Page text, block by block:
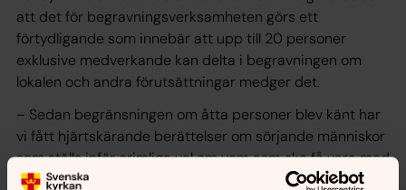
att det för begravningsverksamheten görs ett
förtydligande som innebär att upp till 20 personer
exklusive medverkande kan delta i begravningen om
lokalen och andra förutsättningar medger det.
– Sedan begränsningen om åtta personer blev känt har
vi fått hjärtskärande berättelser om sörjande människor
som ställs inför orimliga val om vem som ska få vara med
på begravningen. Ett värdigt avskedstagande är